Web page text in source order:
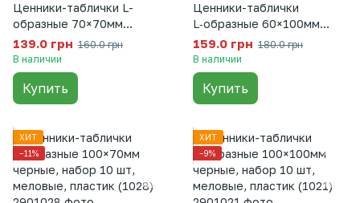
Ценники-таблички L-
образные 70×70мм
черные, набор 10 шт,
меловые, пластик (1020)
139.0 грн 160.0 грн
В наличии
Купить
Ценники-таблички
L‑образные 60×100мм
черные, набор 10 шт,
меловые, пластик (1027)
159.0 грн 180.0 грн
В наличии
Купить
ХИТ
−11%
ХИТ
−9%